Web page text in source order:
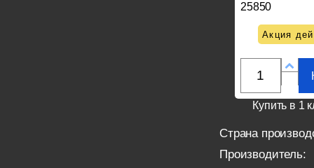
25850
Акция
Купить в 1
Страна
Производитель: